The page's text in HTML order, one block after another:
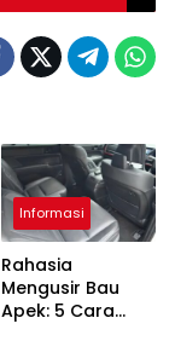
Informasi
Rahasia
Mengusir Bau
Apek: 5 Cara